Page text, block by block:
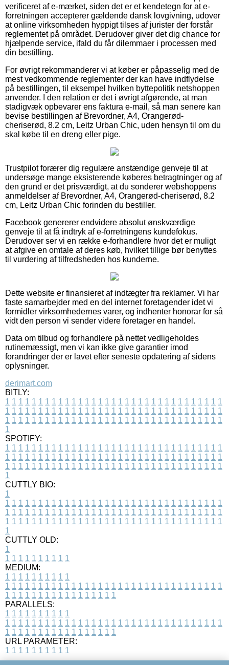
verificeret af e-mærket, siden det er et kendetegn for at e-
forretningen accepterer gældende dansk lovgivning, udover
at online virksomheden hyppigt tilses af jurister der forstår
reglementet på området. Derudover giver det dig chance for
hjælpende service, ifald du får dilemmaer i processen med
din bestilling.
For øvrigt rekommanderer vi at køber er påpasselig med de
mest vedkommende reglementer der kan have indflydelse
på bestillingen, til eksempel hvilken byttepolitik netshoppen
anvender. I den relation er det i øvrigt afgørende, at man
stadigvæk opbevarer ens faktura e-mail, så man senere kan
bevise bestillingen af Brevordner, A4, Orangerød-
cheriserød, 8.2 cm, Leitz Urban Chic, uden hensyn til om du
skal købe til en dreng eller pige.
Trustpilot forærer dig regulære anstændige genveje til at
undersøge mange eksisterende køberes betragtninger og af
den grund er det prisværdigt, at du sonderer webshoppens
anmeldelser af Brevordner, A4, Orangerød-cheriserød, 8.2
cm, Leitz Urban Chic forinden du bestiller.
Facebook genererer endvidere absolut ønskværdige
genveje til at få indtryk af e-forretningens kundefokus.
Derudover ser vi en række e-forhandlere hvor det er muligt
at afgive en omtale af deres køb, hvilket tillige bør benyttes
til vurdering af tilfredsheden hos kunderne.
Dette website er finansieret af indtægter fra reklamer. Vi har
faste samarbejder med en del internet foretagender idet vi
formidler virksomhedernes varer, og indhenter honorar for så
vidt den person vi sender videre foretager en handel.
Data om tilbud og forhandlere på nettet vedligeholdes
rutinemæssigt, men vi kan ikke give garantier imod
forandringer der er lavet efter seneste opdatering af sidens
oplysninger.
derimart.com
BITLY:
1 1 1 1 1 1 1 1 1 1 1 1 1 1 1 1 1 1 1 1 1 1 1 1 1 1 1 1 1 1 1 1 1
1 1 1 1 1 1 1 1 1 1 1 1 1 1 1 1 1 1 1 1 1 1 1 1 1 1 1 1 1 1 1 1 1
1 1 1 1 1 1 1 1 1 1 1 1 1 1 1 1 1 1 1 1 1 1 1 1 1 1 1 1 1 1 1 1 1
1
SPOTIFY:
1 1 1 1 1 1 1 1 1 1 1 1 1 1 1 1 1 1 1 1 1 1 1 1 1 1 1 1 1 1 1 1 1
1 1 1 1 1 1 1 1 1 1 1 1 1 1 1 1 1 1 1 1 1 1 1 1 1 1 1 1 1 1 1 1 1
1 1 1 1 1 1 1 1 1 1 1 1 1 1 1 1 1 1 1 1 1 1 1 1 1 1 1 1 1 1 1 1 1
1
CUTTLY BIO:
1
1 1 1 1 1 1 1 1 1 1 1 1 1 1 1 1 1 1 1 1 1 1 1 1 1 1 1 1 1 1 1 1 1
1 1 1 1 1 1 1 1 1 1 1 1 1 1 1 1 1 1 1 1 1 1 1 1 1 1 1 1 1 1 1 1 1
1 1 1 1 1 1 1 1 1 1 1 1 1 1 1 1 1 1 1 1 1 1 1 1 1 1 1 1 1 1 1 1 1
1
CUTTLY OLD:
1
1 1 1 1 1 1 1 1 1 1
MEDIUM:
1 1 1 1 1 1 1 1 1 1
1 1 1 1 1 1 1 1 1 1 1 1 1 1 1 1 1 1 1 1 1 1 1 1 1 1 1 1 1 1 1 1 1
1 1 1 1 1 1 1 1 1 1 1 1 1 1 1 1 1
PARALLELS:
1 1 1 1 1 1 1 1 1 1
1 1 1 1 1 1 1 1 1 1 1 1 1 1 1 1 1 1 1 1 1 1 1 1 1 1 1 1 1 1 1 1 1
1 1 1 1 1 1 1 1 1 1 1 1 1 1 1 1 1
URL PARAMETER:
1 1 1 1 1 1 1 1 1 1